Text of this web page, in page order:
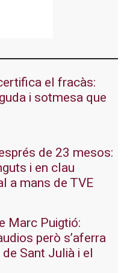
el fracàs:
i sotmesa que
de 23 mesos:
i en clau
a mans de TVE
Marc Puigtió:
però s’aferra
Sant Julià i el